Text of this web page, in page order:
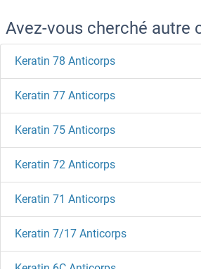
Avez-vous cherché autre
Keratin 78 Anticorps
Keratin 77 Anticorps
Keratin 75 Anticorps
Keratin 72 Anticorps
Keratin 71 Anticorps
Keratin 7/17 Anticorps
Keratin 6C Anticorps